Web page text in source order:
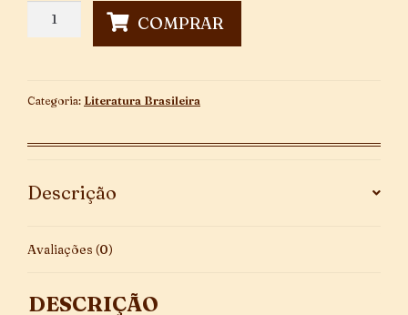
COMPRAR
Categoria: Literatura Brasileira
Descrição
Avaliações (0)
DESCRIÇÃO